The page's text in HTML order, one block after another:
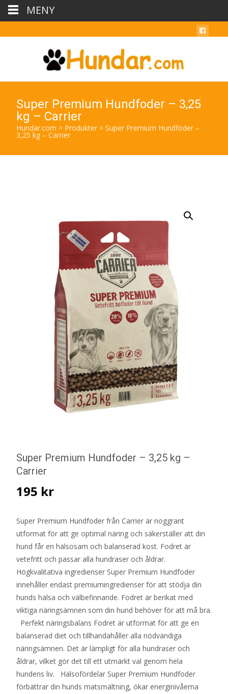
Super Premium Hundfoder – 3,25
kg – Carrier
Hundar.com > Produkter > Super Premium Hundfoder –
3,25 kg – Carrier
Super Premium Hundfoder – 3,25 kg –
Carrier
195 kr
Super Premium Hundfoder från Carrier är noggrant
utformat för att ge optimal näring och säkerställer att din
hund får en hälsosam och balanserad kost. Fodret är
vetefritt och passar alla hundraser och åldrar.
Högkvalitativa ingredienser Super Premium Hundfoder
innehåller endast premiumingredienser för att stödja din
hunds hälsa och välbefinnande. Fodret är berikat med
viktiga näringsämnen som din hund behöver för att må bra.
Perfekt näringsbalans Fodret är utformat för att ge en
balanserad diet och tillhandahåller alla nödvändiga
näringsämnen. Det är lämpligt för alla hundraser och
åldrar, vilket gör det till ett utmärkt val genom hela
hundens liv. Hälsofördelar Super Premium Hundfoder
förbättrar din hunds matsmältning, ökar energinivåerna
MENY